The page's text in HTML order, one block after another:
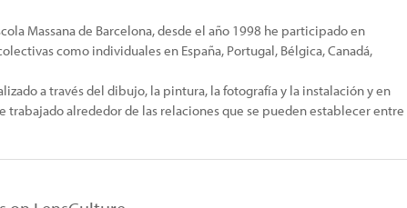
Massana de Barcelona, desde el año 1998 he participado en
como individuales en España, Portugal, Bélgica, Canadá,
a través del dibujo, la pintura, la fotografía y la instalación y en
trabajado alrededor de las relaciones que se pueden establecer entre